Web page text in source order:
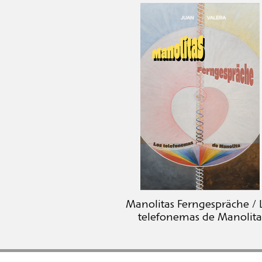
Manolitas Ferngespräche /
telefonemas de Manolita